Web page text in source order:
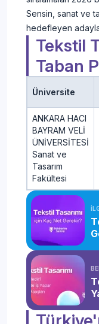
Sensin, sanat ve
hedefleyen
Tekstil
Taban
Üniversite
ANKARA HACI
BAYRAM VELİ
ÜNİVERSİTESİ
Sanat ve
Tasarım
Fakültesi